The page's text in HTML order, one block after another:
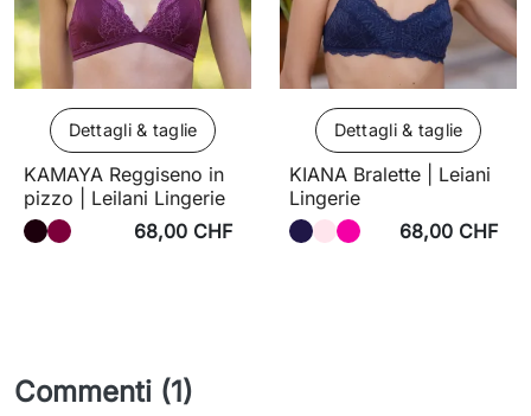
Dettagli & taglie
KAMAYA Reggiseno in
pizzo | Leilani Lingerie
68,00 CHF
Dettagli & taglie
KIANA Bralette | Leiani
Lingerie
68,00 CHF
Commenti (1)